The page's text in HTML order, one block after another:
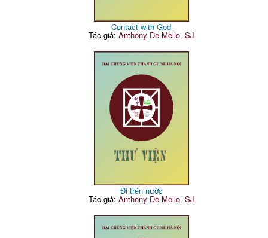
Contact with God
Tác giả: Anthony De Mello, SJ
Đi trên nước
Tác giả: Anthony De Mello, SJ